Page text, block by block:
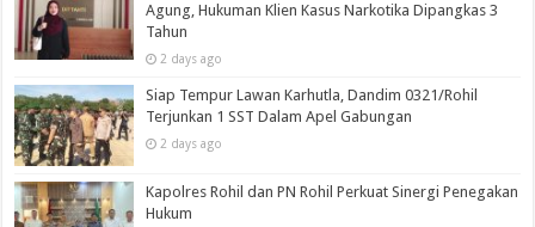
Agung, Hukuman Klien Kasus Narkotika Dipangkas 3
Tahun
2 days ago
Siap Tempur Lawan Karhutla, Dandim 0321/Rohil
Terjunkan 1 SST Dalam Apel Gabungan
2 days ago
Kapolres Rohil dan PN Rohil Perkuat Sinergi Penegakan
Hukum